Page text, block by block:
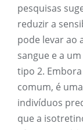
pesquisas
reduzir a
pode levar ao
sangue e a
tipo 2.
comum, é
indivíduos
que a